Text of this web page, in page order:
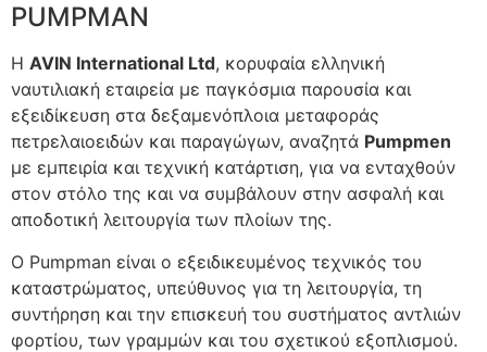
PUMPMAN
Η AVIN International Ltd, κορυφαία ελληνική
ναυτιλιακή εταιρεία με παγκόσμια παρουσία και
εξειδίκευση στα δεξαμενόπλοια μεταφοράς
πετρελαιοειδών και παραγώγων, αναζητά Pumpmen
με εμπειρία και τεχνική κατάρτιση, για να ενταχθούν
στον στόλο της και να συμβάλουν στην ασφαλή και
αποδοτική λειτουργία των πλοίων της.
Ο Pumpman είναι ο εξειδικευμένος τεχνικός του
καταστρώματος, υπεύθυνος για τη λειτουργία, τη
συντήρηση και την επισκευή του συστήματος αντλιών
φορτίου, των γραμμών και του σχετικού εξοπλισμού.